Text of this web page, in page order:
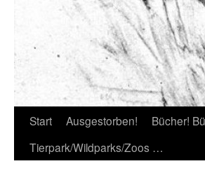
Start Ausgestorben! Bücher!
Tierpark/Wildparks/Zoos …